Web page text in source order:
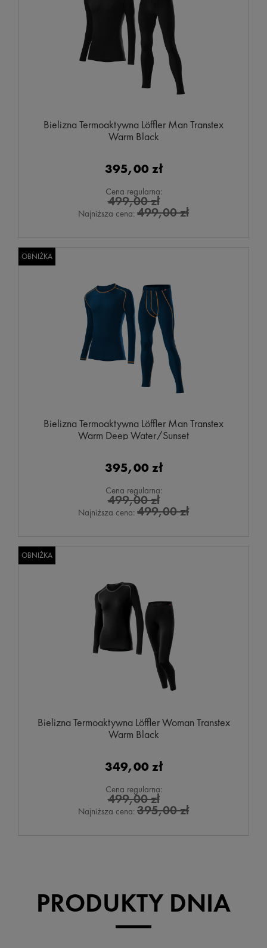
Bielizna Termoaktywna Löffler Man Transtex
Warm Black
395,00 zł
Cena regularna:
499,00 zł
Najniższa cena: 499,00 zł
Bielizna Termoaktywna Löffler Man Transtex
Warm Deep Water/Sunset
395,00 zł
Cena regularna:
499,00 zł
Najniższa cena: 499,00 zł
OBNIŻKA
Bielizna Termoaktywna Löffler Woman Transtex
Warm Black
349,00 zł
Cena regularna:
499,00 zł
Najniższa cena: 395,00 zł
OBNIŻKA
PRODUKTY DNIA